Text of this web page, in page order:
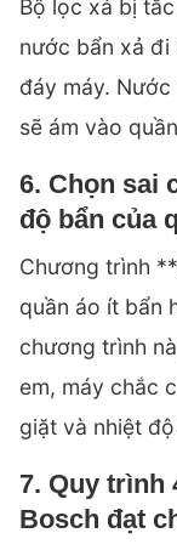
Bộ lọc xả bị
nước bẩn xả
đáy máy.
sẽ ám vào
6. Chọn sai
độ bẩn của
Chương trình
quần áo ít bẩn
chương trình
em, máy chắc
giặt và nhiệt
7. Quy trình
Bosch đạt